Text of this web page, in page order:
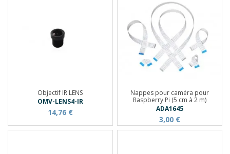
Objectif IR LENS
OMV-LENS4-IR
14,76 €
Nappes pour caméra pour
Raspberry Pi (5 cm à 2 m)
ADA1645
3,00 €